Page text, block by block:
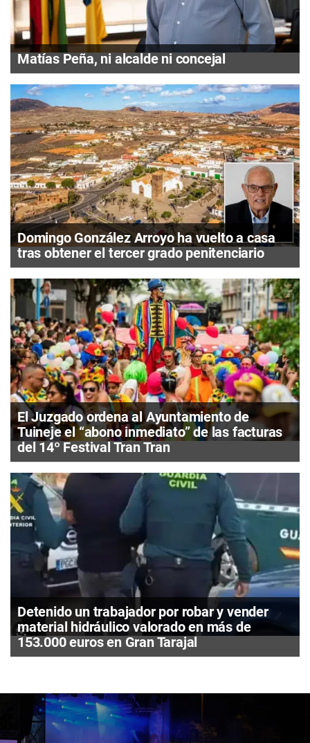
Matías Peña, ni alcalde ni concejal
Domingo González Arroyo ha vuelto a casa
tras obtener el tercer grado penitenciario
El Juzgado ordena al Ayuntamiento de
Tuineje el “abono inmediato” de las facturas
del 14º Festival Tran Tran
Detenido un trabajador por robar y vender
material hidráulico valorado en más de
153.000 euros en Gran Tarajal